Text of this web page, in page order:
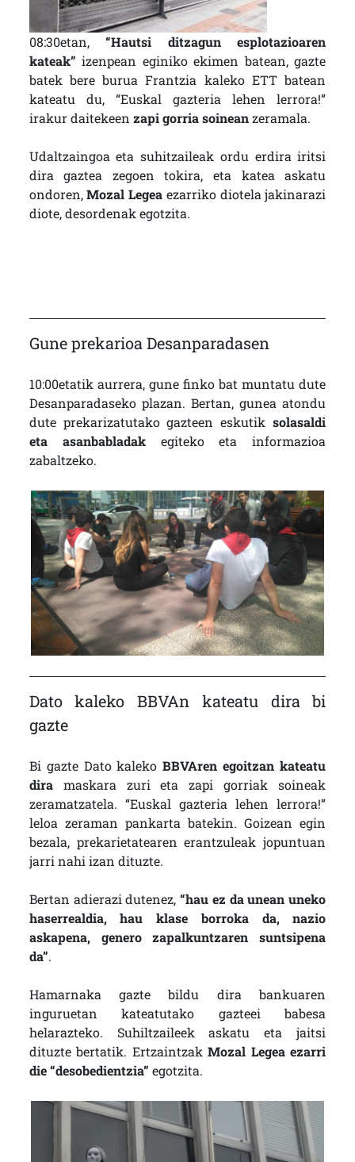
08:30etan,“Hautsi ditzagun esplotazioaren
kateak” izenpean eginiko ekimen batean, gazte
batek bere burua Frantzia kaleko ETT batean
kateatu du, “Euskal gazteria lehen lerrora!”
irakur daitekeen zapi gorria soineanzeramala.
Udaltzaingoa eta suhitzaileak ordu erdira iritsi
dira gaztea zegoen tokira, eta katea askatu
ondoren,Mozal Legea ezarriko diotela jakinarazi
diote, desordenak egotzita.
Gune prekarioa Desanparadasen
10:00etatik aurrera, gune finko bat muntatu dute
Desanparadaseko plazan. Bertan, gunea atondu
dute prekarizatutako gazteen eskutiksolasaldi
eta asanbabladakegiteko eta informazioa
zabaltzeko.
Dato kaleko BBVAn kateatu dira bi
gazte
Bi gazte Dato kalekoBBVAren egoitzan kateatu
diramaskara zuri eta zapi gorriak soineak
zeramatzatela. “Euskal gazteria lehen lerrora!”
leloa zeraman pankarta batekin. Goizean egin
bezala, prekarietatearen erantzuleak jopuntuan
jarri nahi izan dituzte.
Bertan adierazi dutenez,“hau ez da unean uneko
haserrealdia, hau klase borroka da, nazio
askapena, genero zapalkuntzaren suntsipena
da”.
Hamarnaka gazte bildu dira bankuaren
inguruetan kateatutako gazteei babesa
helarazteko. Suhiltzaileek askatu eta jaitsi
dituzte bertatik. ErtzaintzakMozal Legea ezarri
die “desobedientzia” egotzita.